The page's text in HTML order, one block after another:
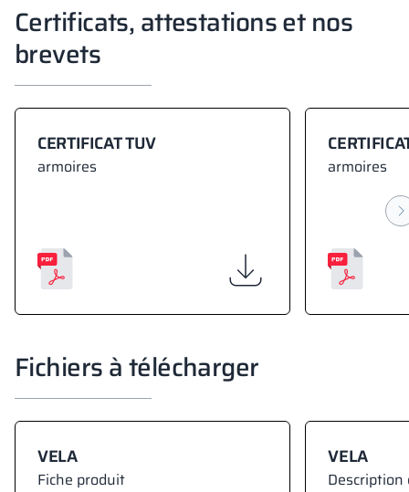
Certificats, attestations et nos
brevets
CERTIFICAT TUV
armoires armoires
Fichiers à télécharger
VELA
Fiche produit
VELA